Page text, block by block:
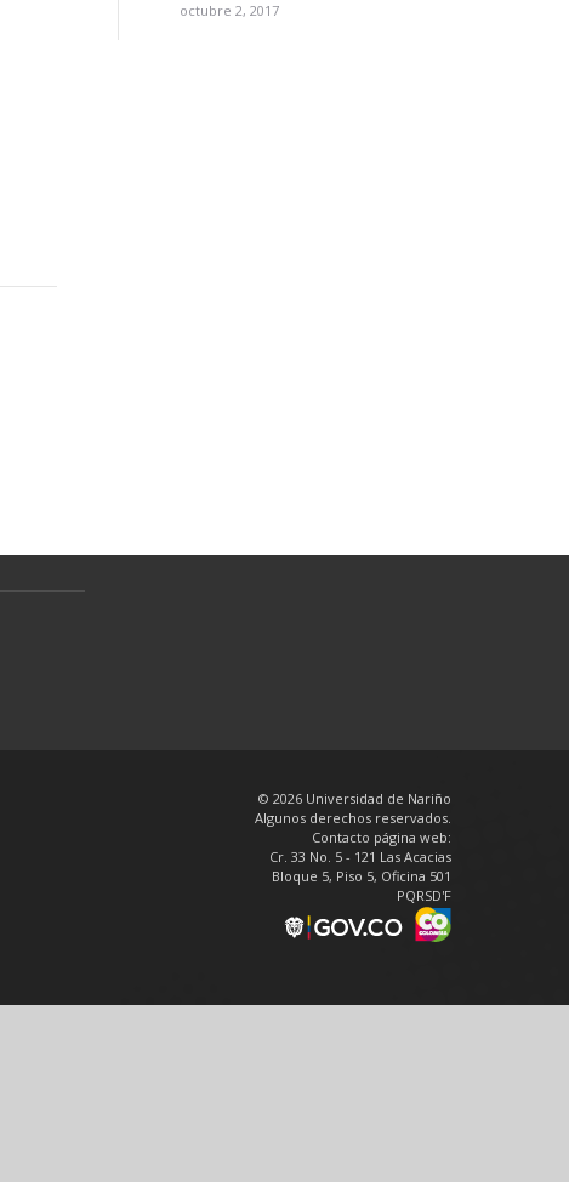
octubre 2, 2017
© 2026 Universidad de Nariño
Algunos derechos reservados.
Contacto página web:
Cr. 33 No. 5 - 121 Las Acacias
Bloque 5, Piso 5, Oficina 501
PQRSD'F